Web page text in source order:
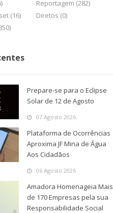
Reportagem (282)
(16)
Diretos (0)
Prepare-se para o Eclipse
Solar de 12 de Agosto
07 Agosto 2026
Plataforma de Ocorrências
Aproxima JF Mina de Água
Aos Cidadãos
06 Agosto 2026
Amadora Homenageia Mais
de 170 Empresas pela sua
Responsabilidade Social